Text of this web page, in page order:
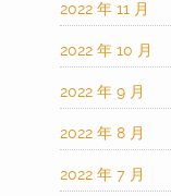
2022 年 11 月
2022 年 10 月
2022 年 9 月
2022 年 8 月
2022 年 7 月